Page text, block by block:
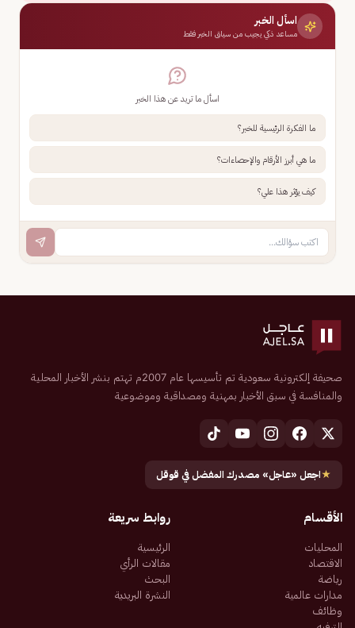
اسأل الخبر
مساعد ذكي يجيب من سياق الخبر فقط
اسأل ما تريد عن هذا الخبر
ما الفكرة الرئيسية للخبر؟
ما هي أبرز الأرقام والإحصاءات؟
كيف يؤثر هذا علي؟
صحيفة إلكترونية سعودية تم تأسيسها عام 2007م تهتم بنشر الأخبار المحلية
والمنافسة في سبق الأخبار بمهنية ومصداقية وموضوعية
★اجعل «عاجل» مصدرك المفضل في قوقل
الأقسام
المحليات
الاقتصاد
رياضة
مدارات عالمية
وظائف
روابط سريعة
الرئيسية
مقالات الرأي
البحث
النشرة البريدية